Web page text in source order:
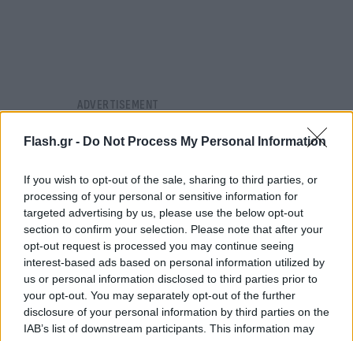
Flash.gr - Do Not Process My Personal Information
If you wish to opt-out of the sale, sharing to third parties, or
processing of your personal or sensitive information for
targeted advertising by us, please use the below opt-out
section to confirm your selection. Please note that after your
opt-out request is processed you may continue seeing
interest-based ads based on personal information utilized by
us or personal information disclosed to third parties prior to
your opt-out. You may separately opt-out of the further
disclosure of your personal information by third parties on the
IAB’s list of downstream participants. This information may